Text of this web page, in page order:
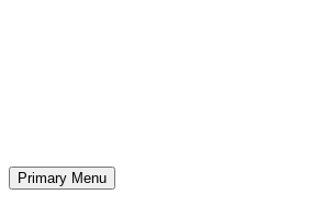
Primary Menu